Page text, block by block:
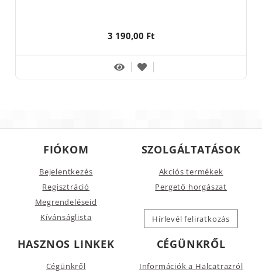
3 190,00 Ft
FIÓKOM
Bejelentkezés
Regisztráció
Megrendeléseid
Kívánságlista
SZOLGÁLTATÁSOK
Akciós termékek
Pergető horgászat
Hírlevél feliratkozás
HASZNOS LINKEK
Cégünkről
CÉGÜNKRŐL
Információk a Halcatrazról